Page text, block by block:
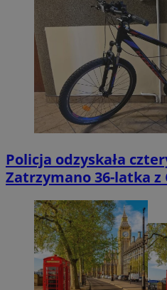
Policja odzyskała
Zatrzymano 36-latka z